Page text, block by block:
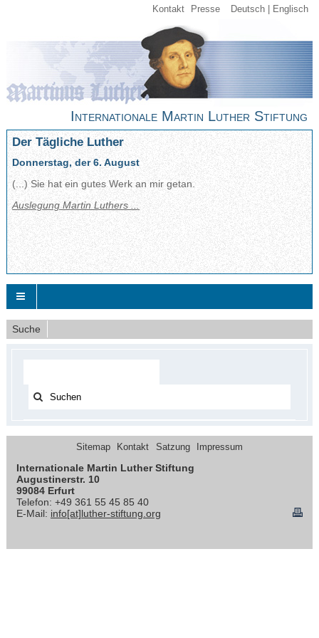
Kontakt Presse Deutsch Englisch
Internationale Martin Luther Stiftung
Der Tägliche Luther
Donnerstag, der 6. August
(...) Sie hat ein gutes Werk an mir getan.
Auslegung Martin Luthers ...
Suche
Sitemap Kontakt Satzung Impressum
Internationale Martin Luther Stiftung
Augustinerstr. 10
99084 Erfurt
Telefon: +49 361 55 45 85 40
E-Mail: info[at]luther-stiftung.org